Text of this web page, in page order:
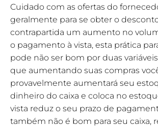
Cuidado com as ofertas do
geralmente para se obter o
contrapartida um aumento no
o pagamento à vista, esta prática
pode não ser bom por duas
que aumentando suas compras
provavelmente aumentará seu
dinheiro do caixa e coloca no
vista reduz o seu prazo de
também não é bom para seu caixa,